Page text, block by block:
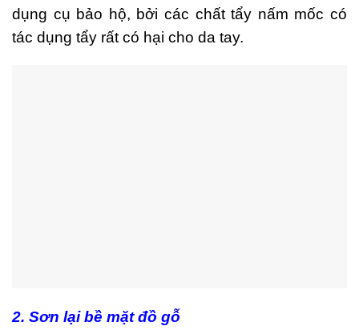
dụng cụ bảo hộ, bởi các chất tẩy nấm mốc có
tác dụng tẩy rất có hại cho da tay.
2. Sơn lại bề mặt đồ gỗ